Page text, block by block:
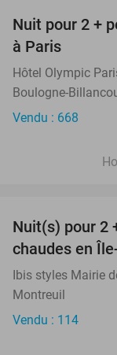
Nuit pour 2 +
à Paris
Hôtel Olympic
Boulogne-
Vendu : 668
Nuit(s) pour 2
chaudes en
Ibis styles Mairie
Montreuil
Vendu : 114